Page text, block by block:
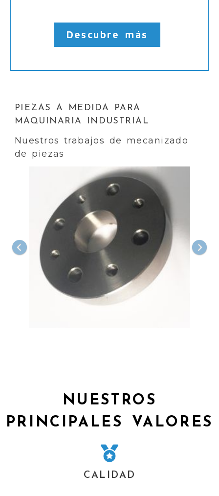
Descubre más
PIEZAS A MEDIDA PARA
MAQUINARIA INDUSTRIAL
Nuestros trabajos de mecanizado
de piezas
NUESTROS
PRINCIPALES VALORES
CALIDAD